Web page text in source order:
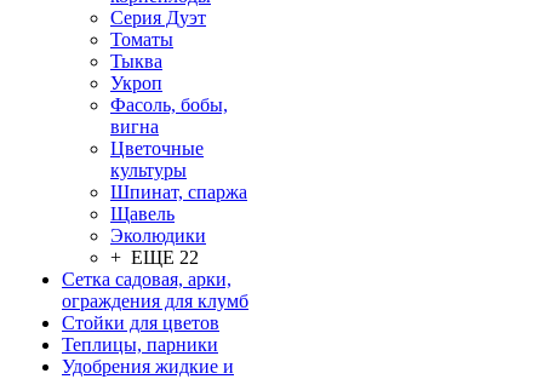
Серия Дуэт
Томаты
Тыква
Укроп
Фасоль, бобы,
вигна
Цветочные
культуры
Шпинат, спаржа
Щавель
Эколюдики
+ ЕЩЕ 22
Сетка садовая, арки,
ограждения для клумб
Стойки для цветов
Теплицы, парники
Удобрения жидкие и